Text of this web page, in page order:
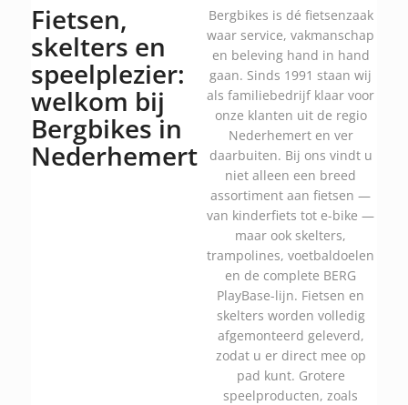
Fietsen,
skelters en
speelplezier:
welkom bij
Bergbikes in
Nederhemert
Bergbikes is dé fietsenzaak
waar service, vakmanschap
en beleving hand in hand
gaan. Sinds 1991 staan wij
als familiebedrijf klaar voor
onze klanten uit de regio
Nederhemert en ver
daarbuiten. Bij ons vindt u
niet alleen een breed
assortiment aan fietsen —
van kinderfiets tot e-bike —
maar ook skelters,
trampolines, voetbaldoelen
en de complete BERG
PlayBase-lijn. Fietsen en
skelters worden volledig
afgemonteerd geleverd,
zodat u er direct mee op
pad kunt. Grotere
speelproducten, zoals